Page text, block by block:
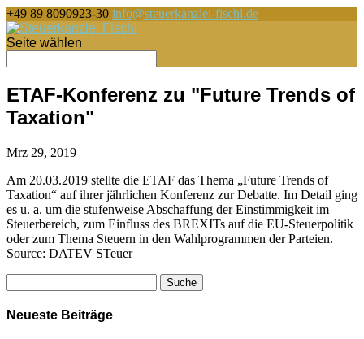
+49 89 8090923-30 info@steuerkanzlei-fischl.de
Seite wählen
ETAF-Konferenz zu "Future Trends of
Taxation"
Mrz 29, 2019
Am 20.03.2019 stellte die ETAF das Thema „Future Trends of
Taxation“ auf ihrer jährlichen Konferenz zur Debatte. Im Detail ging
es u. a. um die stufenweise Abschaffung der Einstimmigkeit im
Steuerbereich, zum Einfluss des BREXITs auf die EU-Steuerpolitik
oder zum Thema Steuern in den Wahlprogrammen der Parteien.
Source: DATEV STeuer
nach:
Neueste Beiträge